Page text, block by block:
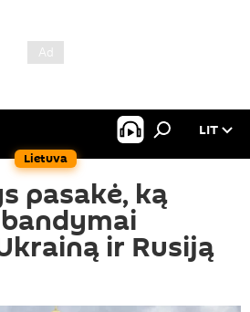
Lietuva
LIT
pasakė, ką
ir Rusiją